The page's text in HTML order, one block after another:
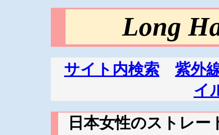
Long
サイト内検索
紫外
イ
日本女性のストレ